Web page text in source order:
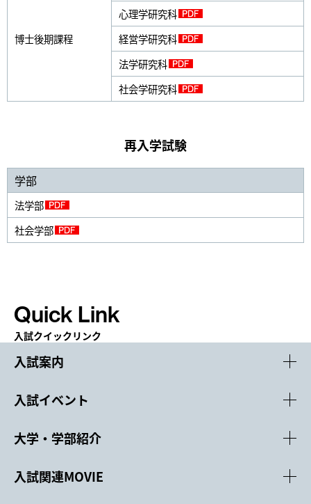
博士後期課程
心理学研究科
経営学研究科
法学研究科
社会学研究科
再入学試験
学部
法学部
社会学部
Quick Link
入試クイックリンク
入試案内
入試イベント
大学・学部紹介
入試関連MOVIE